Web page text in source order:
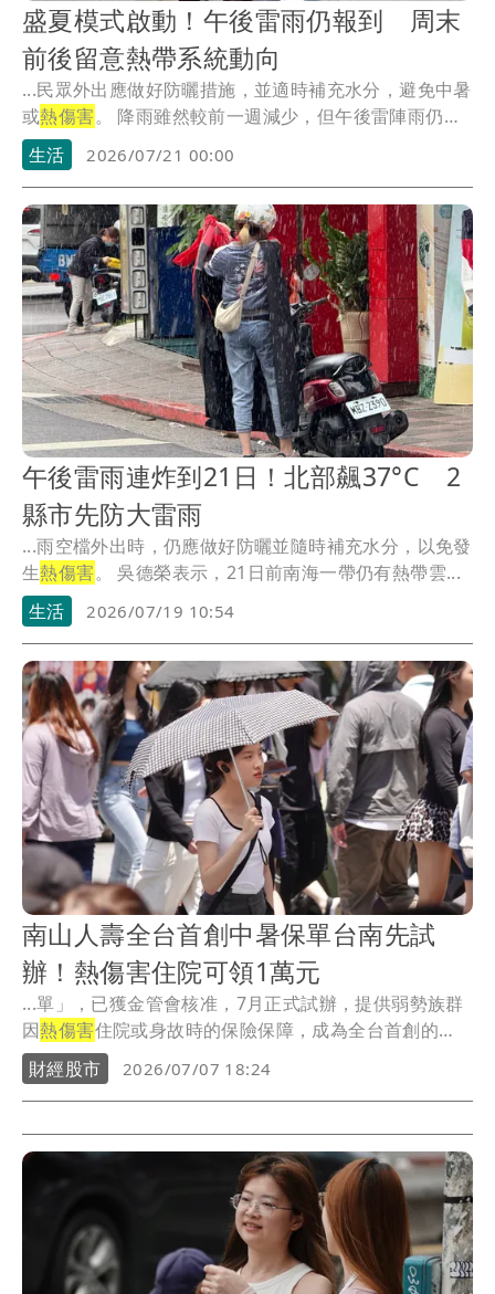
盛夏模式啟動！午後雷雨仍報到 周末
前後留意熱帶系統動向
...民眾外出應做好防曬措施，並適時補充水分，避免中暑
或熱傷害。 降雨雖然較前一週減少，但午後雷陣雨仍
是...
生活 2026/07/21 00:00
午後雷雨連炸到21日！北部飆37°C 2
縣市先防大雷雨
...雨空檔外出時，仍應做好防曬並隨時補充水分，以免發
生熱傷害
。 吳德榮表示，21日前南海一帶仍有熱帶雲...
生活
2026/07/19 10:54
南山人壽全台首創中暑保單台南先試
辦！熱傷害住院可領1萬元
...單」，已獲金管會核准，7月正式試辦，提供弱勢族群
因熱傷害住院或身故時的保險保障，成為全台首創的
「抗高...
財經股市 2026/07/07 18:24